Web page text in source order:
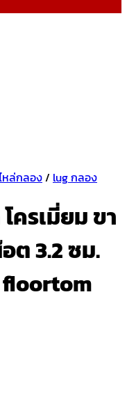
หล่กลอง/ lug กลอง
ครเมี่ยม ขา
ต 3.2 ซม.